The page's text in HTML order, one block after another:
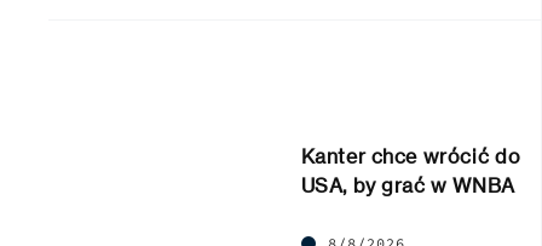
Kanter chce wrócić do
USA, by grać w WNBA